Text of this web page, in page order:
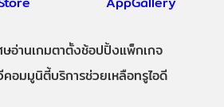
ษอ่านเกมตาตั้งช้อปปิ้งแพ็กเกจ
คอมมูนิตี้บริการช่วยเหลือทรูไอดี